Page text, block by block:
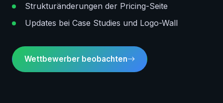
Strukturänderungen der Pricing-Seite
Updates bei Case Studies und Logo-Wall
Wettbewerber beobachten